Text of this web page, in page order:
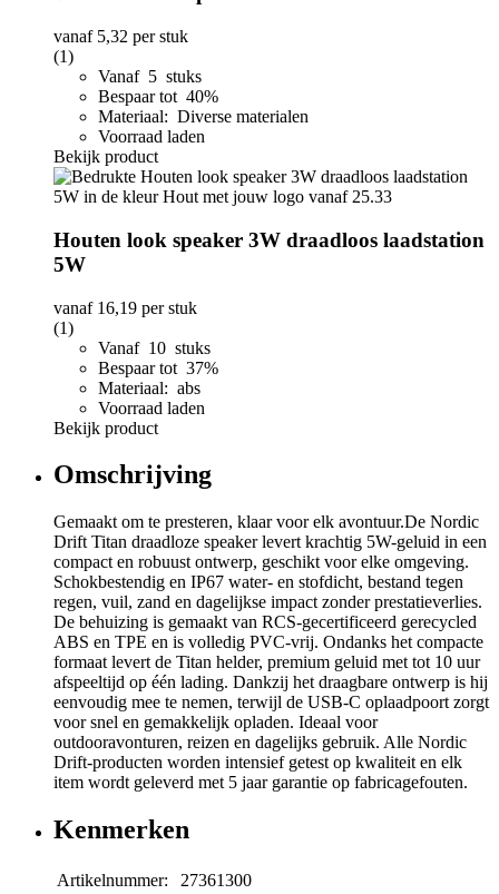
vanaf 5,32 per stuk
(1)
Vanaf 5 stuks
Bespaar tot 40%
Materiaal: Diverse materialen
Voorraad laden
Bekijk product
Houten look speaker 3W draadloos laadstation
5W
vanaf 16,19 per stuk
(1)
Vanaf 10 stuks
Bespaar tot 37%
Materiaal: abs
Voorraad laden
Bekijk product
Omschrijving
Gemaakt om te presteren, klaar voor elk avontuur.De Nordic
Drift Titan draadloze speaker levert krachtig 5W-geluid in een
compact en robuust ontwerp, geschikt voor elke omgeving.
Schokbestendig en IP67 water- en stofdicht, bestand tegen
regen, vuil, zand en dagelijkse impact zonder prestatieverlies.
De behuizing is gemaakt van RCS-gecertificeerd gerecycled
ABS en TPE en is volledig PVC-vrij. Ondanks het compacte
formaat levert de Titan helder, premium geluid met tot 10 uur
afspeeltijd op één lading. Dankzij het draagbare ontwerp is hij
eenvoudig mee te nemen, terwijl de USB-C oplaadpoort zorgt
voor snel en gemakkelijk opladen. Ideaal voor
outdooravonturen, reizen en dagelijks gebruik. Alle Nordic
Drift-producten worden intensief getest op kwaliteit en elk
item wordt geleverd met 5 jaar garantie op fabricagefouten.
Kenmerken
Artikelnummer:
27361300